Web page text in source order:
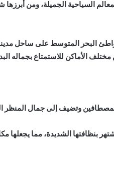
السياحية الجميلة، ومن
البحر المتوسط على ساحل
الأماكن للاستمتاع بجماله
وتضيف إلى جمال المنظر
بنظافتها الشديدة، مما يجعلها